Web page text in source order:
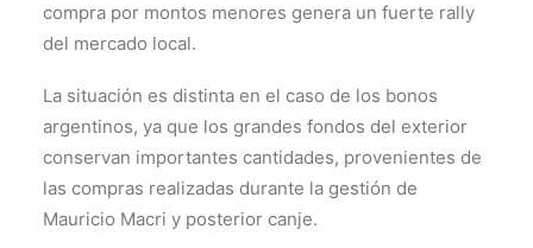
compra por montos menores genera un fuerte rally
del mercado local.
La situación es distinta en el caso de los bonos
argentinos, ya que los grandes fondos del exterior
conservan importantes cantidades, provenientes de
las compras realizadas durante la gestión de
Mauricio Macri y posterior canje.